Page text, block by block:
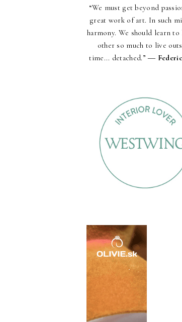
“We must get beyond
great work of art. In such
harmony. We should learn to
other so much to live
time... detached.” ―